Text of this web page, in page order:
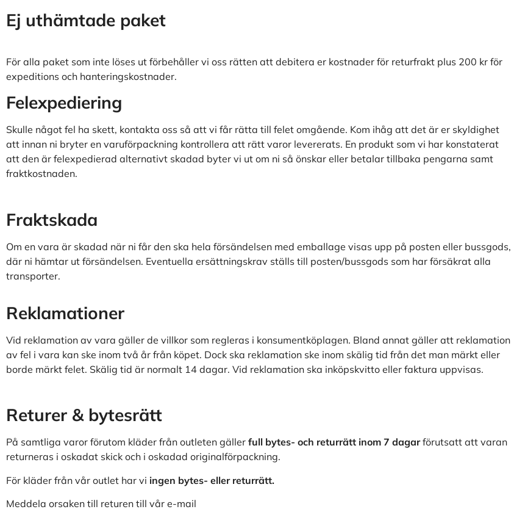
Ej uthämtade paket
För alla paket som inte löses ut förbehåller vi oss rätten att debitera er kostnader för returfrakt plus 200 kr för
expeditions och hanteringskostnader.
Felexpediering
Skulle något fel ha skett, kontakta oss så att vi får rätta till felet omgående. Kom ihåg att det är er skyldighet
att innan ni bryter en varuförpackning kontrollera att rätt varor levererats. En produkt som vi har konstaterat
att den är felexpedierad alternativt skadad byter vi ut om ni så önskar eller betalar tillbaka pengarna samt
fraktkostnaden.
Fraktskada
Om en vara är skadad när ni får den ska hela försändelsen med emballage visas upp på posten eller bussgods,
där ni hämtar ut försändelsen. Eventuella ersättningskrav ställs till posten/bussgods som har försäkrat alla
transporter.
Reklamationer
Vid reklamation av vara gäller de villkor som regleras i konsumentköplagen. Bland annat gäller att reklamation
av fel i vara kan ske inom två år från köpet. Dock ska reklamation ske inom skälig tid från det man märkt eller
borde märkt felet. Skälig tid är normalt 14 dagar. Vid reklamation ska inköpskvitto eller faktura uppvisas.
Returer & bytesrätt
På samtliga varor förutom kläder från outleten gäller full bytes- och returrätt inom 7 dagarförutsatt att varan
returneras i oskadat skick och i oskadad originalförpackning.
För kläder från vår outlet har vi ingen bytes- eller returrätt.
Meddela orsaken till returen till vår e-mail